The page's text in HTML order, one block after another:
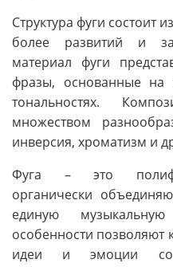
Структура фуги состоит
более развитий и
материал фуги
фразы, основанные на
тональностях.
множеством
инверсия, хроматизм и
Фуга – это
органически
единую
особенности позволяют
идеи и эмоции со